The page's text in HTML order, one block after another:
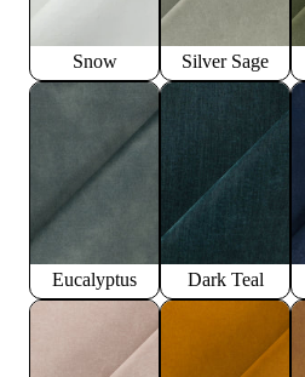
Snow Silver Sage
Eucalyptus Dark Teal